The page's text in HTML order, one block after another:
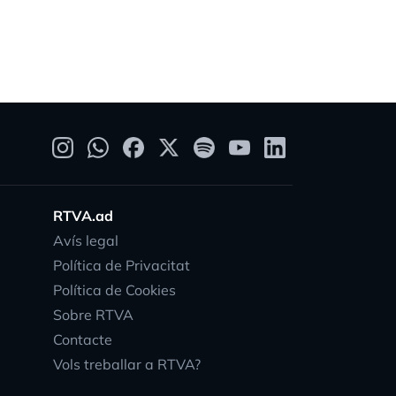
RTVA.ad
Avís legal
Política de Privacitat
Política de Cookies
Sobre RTVA
Contacte
Vols treballar a RTVA?